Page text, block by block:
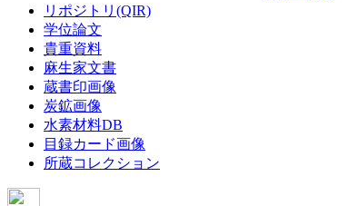
リポジトリ(QIR)
学位論文
貴重資料
麻生家文書
蔵書印画像
炭鉱画像
水素材料DB
目録カード画像
所蔵コレクション